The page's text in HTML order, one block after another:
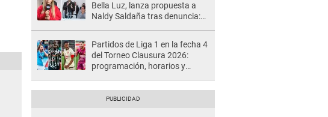
Bella Luz, lanza propuesta a
Naldy Saldaña tras denuncia:
Partidos de Liga 1 en la fecha 4
del Torneo Clausura 2026:
programación, horarios y